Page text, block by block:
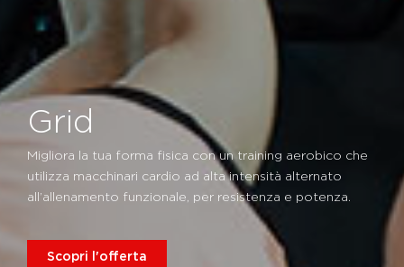
Grid
Migliora la tua forma fisica con un training aerobico che
utilizza macchinari cardio ad alta intensità alternato
all’allenamento funzionale, per resistenza e potenza.
Scopri l'offerta